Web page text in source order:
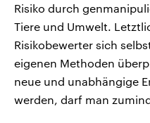
Risiko durch
Tiere und Umwelt.
Risikobewerter sich
eigenen Methoden
neue und unabhängige
werden, darf man